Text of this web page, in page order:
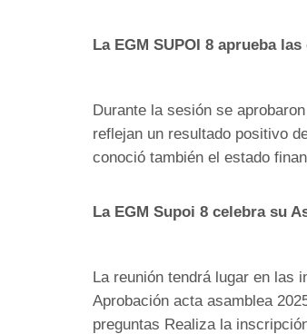
La EGM SUPOI 8 aprueba
Durante la sesión se
reflejan un resultado positivo
conoció también el estado
La EGM Supoi 8 celebra su
La reunión tendrá lugar en las
Aprobación acta asamblea
preguntas Realiza la